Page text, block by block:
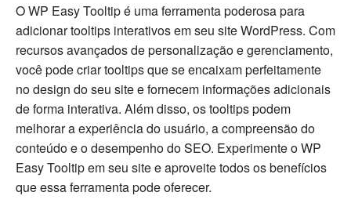
O WP Easy Tooltip é uma ferramenta poderosa para
adicionar tooltips interativos em seu site WordPress. Com
recursos avançados de personalização e gerenciamento,
você pode criar tooltips que se encaixam perfeitamente
no design do seu site e fornecem informações adicionais
de forma interativa. Além disso, os tooltips podem
melhorar a experiência do usuário, a compreensão do
conteúdo e o desempenho do SEO. Experimente o WP
Easy Tooltip em seu site e aproveite todos os benefícios
que essa ferramenta pode oferecer.